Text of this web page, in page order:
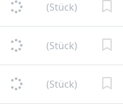
(Stück)
(Stück)
(Stück)